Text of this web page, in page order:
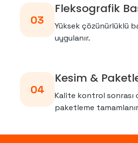
03
Fleksografik
Yüksek çözünürlüklü
uygulanır.
04
Kesim &
Kalite kontrol
paketleme